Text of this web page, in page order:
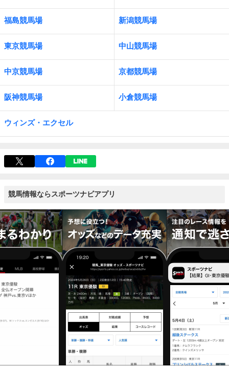
福島競馬場 新潟競馬場
東京競馬場 中山競馬場
中京競馬場 京都競馬場
阪神競馬場 小倉競馬場
ウィンズ・エクセル
競馬情報ならスポーツナビアプリ